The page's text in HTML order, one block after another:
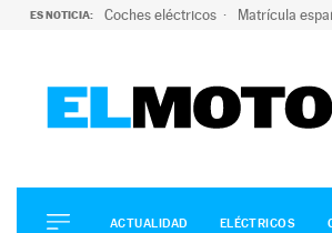
ES NOTICIA: Coches eléctricos Matrícula
ELÉCTRICOS
CONDUCIR
ACTUALIDAD ELÉCTRICOS